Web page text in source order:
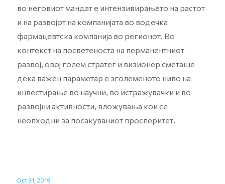
во неговиот мандат е интензивирањето на растот
и на развојот на компанијата во водечка
фармацевтска компанија во регионот. Во
контекст на посветеноста на перманентниот
развој, овој голем стратег и визионер сметаше
дека важен параметар е зголеменото ниво на
инвестирање во научни, во истражувачки и во
развојни активности, вложувања кои се
неопходни за посакуваниот просперитет.
Oct 31, 2019